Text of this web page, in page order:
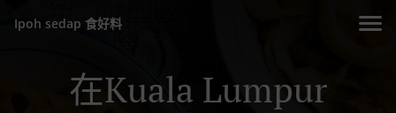
Ipoh sedap 食好料
在Kuala Lumpur